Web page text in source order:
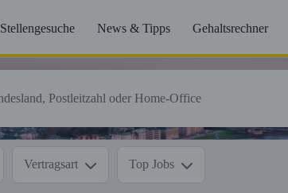
Stellengesuche News & Tipps Gehaltsrechner
Vertragsart Top Jobs